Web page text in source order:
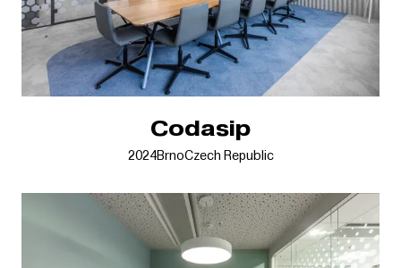
Codasip
2024BrnoCzech Republic